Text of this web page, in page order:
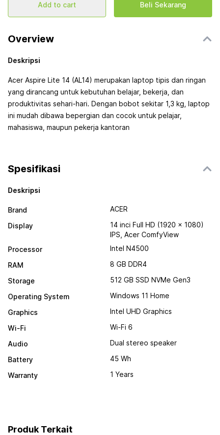
Add to cart Beli Sekarang
Overview
Deskripsi
Acer Aspire Lite 14 (AL14) merupakan laptop tipis dan ringan
yang dirancang untuk kebutuhan belajar, bekerja, dan
produktivitas sehari-hari. Dengan bobot sekitar 1,3 kg, laptop
ini mudah dibawa bepergian dan cocok untuk pelajar,
mahasiswa, maupun pekerja kantoran
Spesifikasi
Deskripsi
Brand
ACER
Display
14 inci Full HD (1920 × 1080)
IPS, Acer ComfyView
Processor
Intel N4500
RAM
8 GB DDR4
Storage
512 GB SSD NVMe Gen3
Operating System
Windows 11 Home
Graphics
Intel UHD Graphics
Wi-Fi
Wi-Fi 6
Audio
Dual stereo speaker
Battery
45 Wh
Warranty
1 Years
Produk Terkait